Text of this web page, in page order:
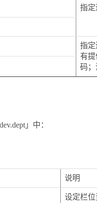
指
指
有
码；
」中：
说明
设定栏